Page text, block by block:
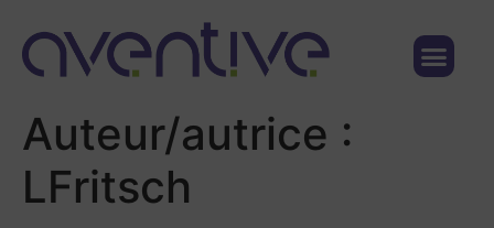
Auteur/autrice :
LFritsch